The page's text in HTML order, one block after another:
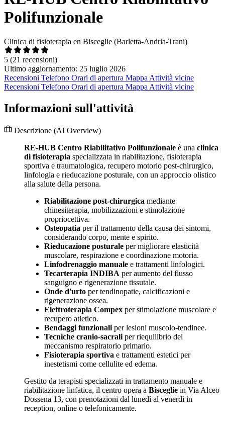
Polifunzionale
Clinica di fisioterapia en Bisceglie (Barletta-Andria-Trani)
5 (21 recensioni)
Ultimo aggiornamento: 25 luglio 2026
Recensioni Telefono Orari di apertura Mappa Attività vicine
Recensioni Telefono Orari di apertura Mappa Attività vicine
Informazioni sull'attività
Descrizione (AI Overview)
RE-HUB Centro Riabilitativo Polifunzionale è una clinica
di fisioterapia specializzata in riabilitazione, fisioterapia
sportiva e traumatologica, recupero motorio post-chirurgico,
linfologia e rieducazione posturale, con un approccio olistico
alla salute della persona.
Riabilitazione post-chirurgica mediante
chinesiterapia, mobilizzazioni e stimolazione
propriocettiva.
Osteopatia per il trattamento della causa dei sintomi,
considerando corpo, mente e spirito.
Rieducazione posturale per migliorare elasticità
muscolare, respirazione e coordinazione motoria.
Linfodrenaggio manuale e trattamenti linfologici.
Tecarterapia INDIBA per aumento del flusso
sanguigno e rigenerazione tissutale.
Onde d'urto per tendinopatie, calcificazioni e
rigenerazione ossea.
Elettroterapia Compex per stimolazione muscolare e
recupero atletico.
Bendaggi funzionali per lesioni muscolo-tendinee.
Tecniche cranio-sacrali per riequilibrio del
meccanismo respiratorio primario.
Fisioterapia sportiva e trattamenti estetici per
inestetismi come cellulite ed edema.
Gestito da terapisti specializzati in trattamento manuale e
riabilitazione linfatica, il centro opera a Bisceglie in Via Alceo
Dossena 13, con prenotazioni dal lunedì al venerdì in
reception, online o telefonicamente.